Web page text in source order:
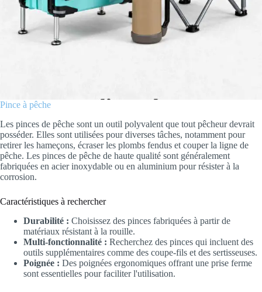
Pince à pêche
Les pinces de pêche sont un outil polyvalent que tout pêcheur devrait
posséder. Elles sont utilisées pour diverses tâches, notamment pour
retirer les hameçons, écraser les plombs fendus et couper la ligne de
pêche. Les pinces de pêche de haute qualité sont généralement
fabriquées en acier inoxydable ou en aluminium pour résister à la
corrosion.
Caractéristiques à rechercher
Durabilité : Choisissez des pinces fabriquées à partir de
matériaux résistant à la rouille.
Multi-fonctionnalité : Recherchez des pinces qui incluent des
outils supplémentaires comme des coupe-fils et des sertisseuses.
Poignée : Des poignées ergonomiques offrant une prise ferme
sont essentielles pour faciliter l'utilisation.